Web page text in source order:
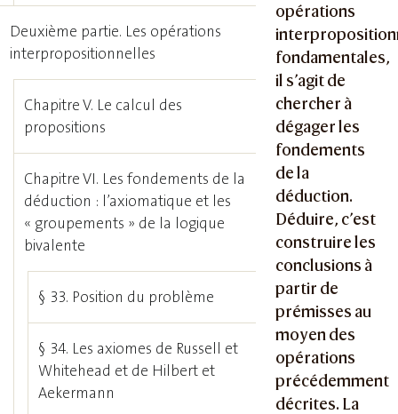
opérations
fondamentales,
il s’agit de
chercher à
dégager les
fondements
de la
déduction.
Déduire, c’est
construire les
conclusions à
partir de
prémisses au
moyen des
opérations
précédemment
décrites. La
Deuxième partie. Les opérations
interpropositionnelles
Chapitre V. Le calcul des
propositions
Chapitre VI. Les fondements de la
déduction : l’axiomatique et les
« groupements » de la logique
bivalente
§ 33. Position du problème
§ 34. Les axiomes de Russell et
Whitehead et de Hilbert et
Aekermann